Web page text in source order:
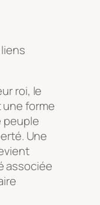
roi, le
forme
peuple
Une
associée